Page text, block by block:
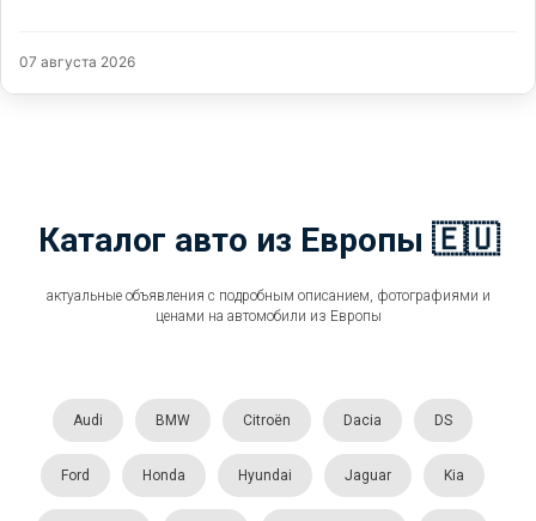
07 августа 2026
Каталог авто из Европы 🇪🇺
актуальные объявления с подробным описанием, фотографиями и
ценами на автомобили из Европы
Audi BMW Citroën Dacia DS
Ford Honda Hyundai Jaguar Kia